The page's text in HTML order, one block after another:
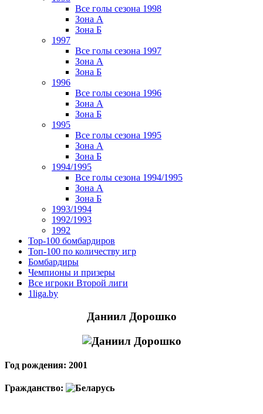
Все голы сезона 1998
Зона А
Зона Б
1997
Все голы сезона 1997
Зона А
Зона Б
1996
Все голы сезона 1996
Зона А
Зона Б
1995
Все голы сезона 1995
Зона А
Зона Б
1994/1995
Все голы сезона 1994/1995
Зона А
Зона Б
1993/1994
1992/1993
1992
Top-100 бомбардиров
Топ-100 по количеству игр
Бомбардиры
Чемпионы и призеры
Все игроки Второй лиги
1liga.by
Даниил Дорошко
Год рождения: 2001
Гражданство: